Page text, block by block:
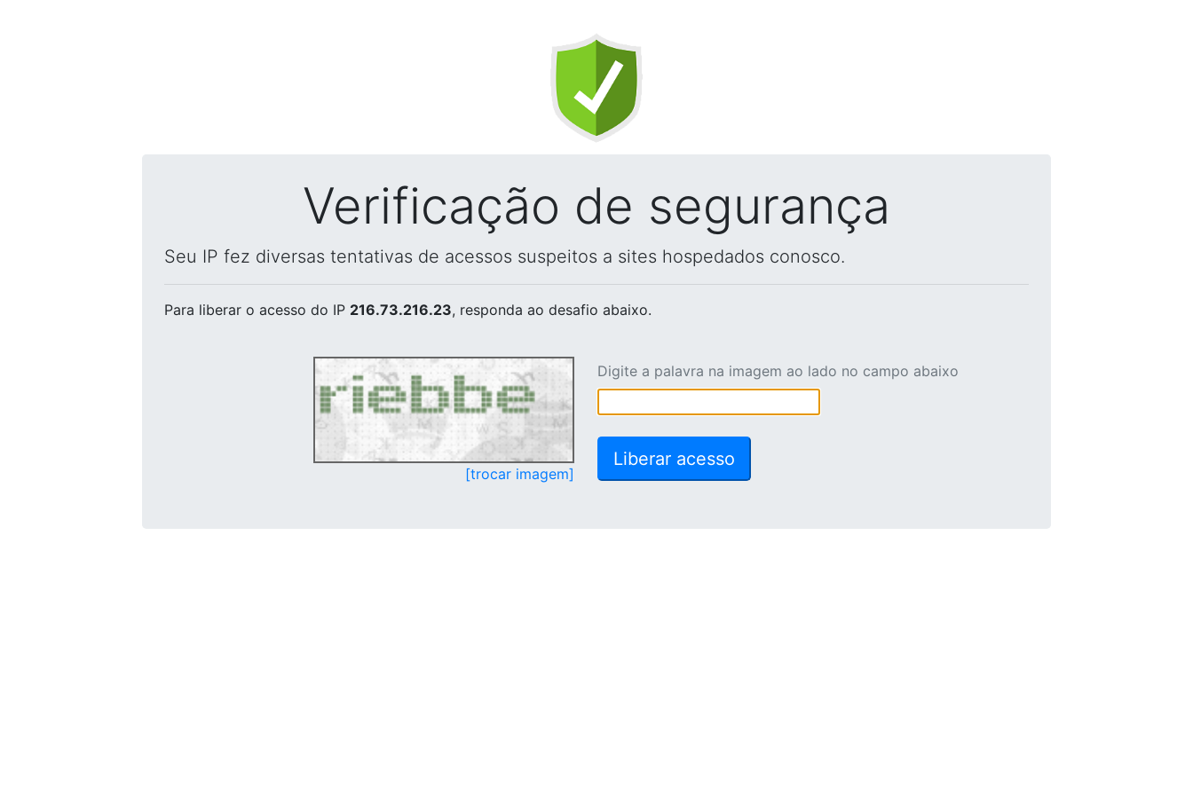
Verificação de segurança
Seu IP fez diversas tentativas de acessos suspeitos a sites hospedados conosco.
Para liberar o acesso do IP 216.73.216.23, responda ao desafio abaixo.
[trocar imagem]
Digite a palavra na imagem ao lado no campo abaixo